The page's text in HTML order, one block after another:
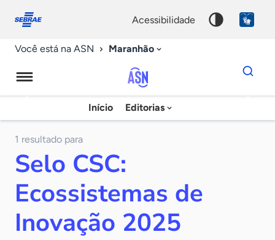
conosco
acessibilidade
Você está na ASN Maranhão
Agência
Sebrae
Início Editorias
Dados
para
chave
1 resultado para
Selo CSC:
Ecossistemas de
Inovação 2025